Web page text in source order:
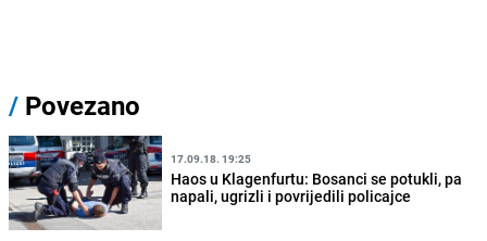
/ Povezano
17.09.18. 19:25
Haos u Klagenfurtu: Bosanci se potukli, pa
napali, ugrizli i povrijedili policajce